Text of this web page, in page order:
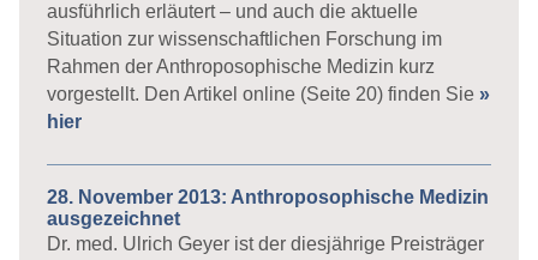
ausführlich erläutert – und auch die aktuelle
Situation zur wissenschaftlichen Forschung im
Rahmen der Anthroposophische Medizin kurz
vorgestellt. Den Artikel online (Seite 20) finden Sie »
hier
28. November 2013: Anthroposophische Medizin
ausgezeichnet
Dr. med. Ulrich Geyer ist der diesjährige Preisträger